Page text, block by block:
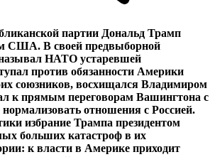
партии Дональд Трамп
США. В своей предвыборной
НАТО устаревшей
против обязанности Америки
союзников, восхищался Владимиром
к прямым переговорам Вашингтона с
отношения с Россией.
избрание Трампа президентом
больших катастроф в их
к власти в Америке приходит